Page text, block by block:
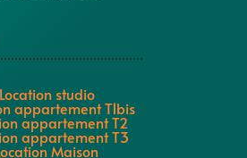
Location studio
appartement T1bis
appartement T2
appartement T3
Maison